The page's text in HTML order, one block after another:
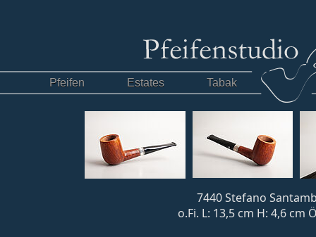
Pfeifen Estates Tabak
7440 Stefano
o.Fi. L: 13,5 cm H: 4,6 cm